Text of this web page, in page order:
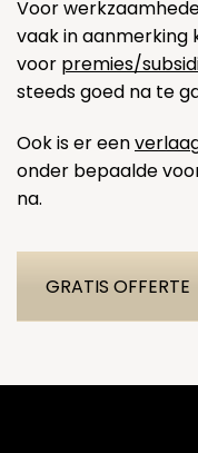
Voor
vaak in aanmerking
voor premies/
steeds goed na te
Ook is er een
onder bepaalde
na.
GRATIS OFFERTE